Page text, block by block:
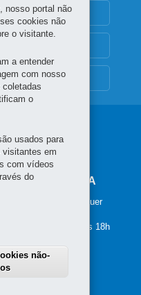
E CIDADANIA
Souza, nº 766 – Hauer
12h e das 13h30 às 18h
nosso portal não
cookies não
o visitante.
a entender
com nosso
o
usados para
visitantes em
com vídeos
do
não-